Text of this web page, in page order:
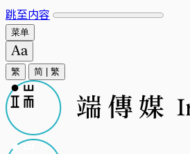
跳至内容
菜单
繁 简 繁